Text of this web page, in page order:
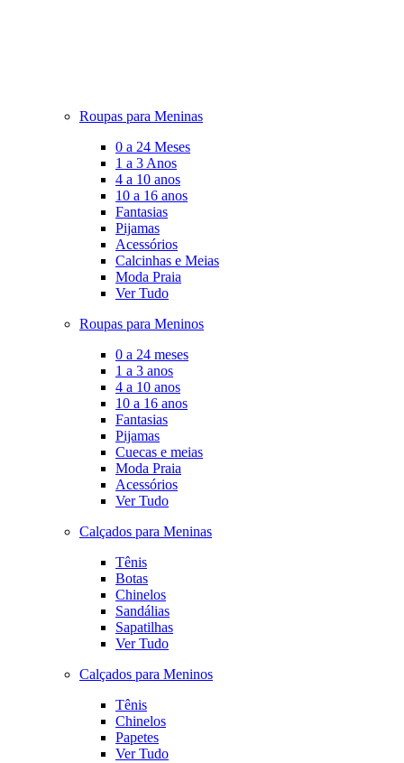
Roupas para Meninas
0 a 24 Meses
1 a 3 Anos
4 a 10 anos
10 a 16 anos
Fantasias
Pijamas
Acessórios
Calcinhas e Meias
Moda Praia
Ver Tudo
Roupas para Meninos
0 a 24 meses
1 a 3 anos
4 a 10 anos
10 a 16 anos
Fantasias
Pijamas
Cuecas e meias
Moda Praia
Acessórios
Ver Tudo
Calçados para Meninas
Tênis
Botas
Chinelos
Sandálias
Sapatilhas
Ver Tudo
Calçados para Meninos
Tênis
Chinelos
Papetes
Ver Tudo